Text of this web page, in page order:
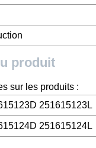
produit
sur les produits :
251615123L
251615124L